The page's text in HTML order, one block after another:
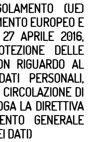
(UE)
EUROPEO E
APRILE 2016,
DELLE
RIGUARDO AL
PERSONALI,
DI
LA DIRETTIVA
GENERALE
DATI)